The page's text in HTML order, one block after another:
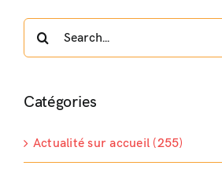
Catégories
Actualité sur accueil (255)